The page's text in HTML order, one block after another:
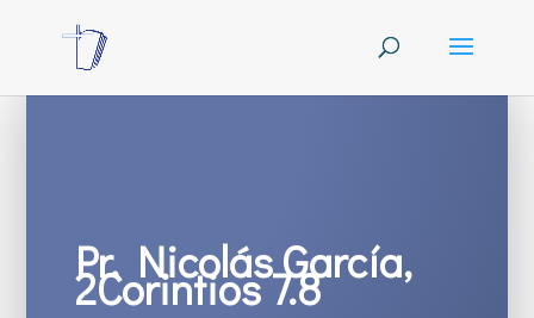
Pr. Nicolás García,
2Corintios 7.8